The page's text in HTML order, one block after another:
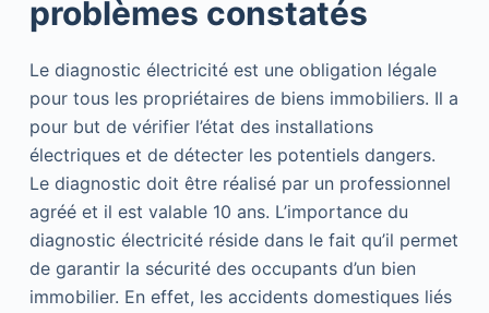
problèmes constatés
Le diagnostic électricité est une obligation légale
pour tous les propriétaires de biens immobiliers. Il a
pour but de vérifier l’état des installations
électriques et de détecter les potentiels dangers.
Le diagnostic doit être réalisé par un professionnel
agréé et il est valable 10 ans. L’importance du
diagnostic électricité réside dans le fait qu’il permet
de garantir la sécurité des occupants d’un bien
immobilier. En effet, les accidents domestiques liés